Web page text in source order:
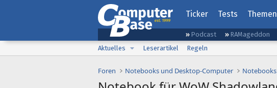
Ticker Tests Themen
Podcast RAMageddon
Aktuelles
Leserartikel Regeln
Foren Notebooks und Desktop-Computer Notebooks